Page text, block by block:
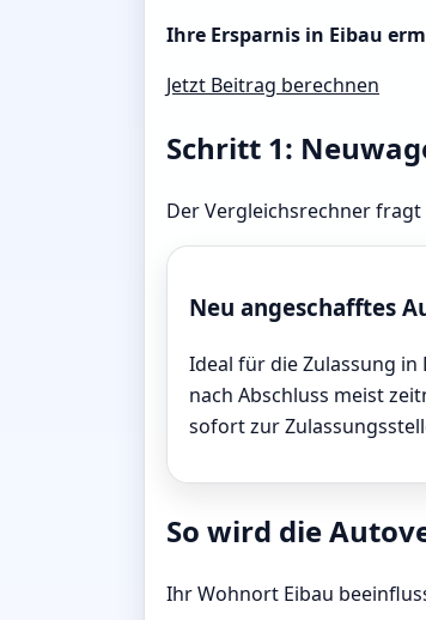
Ihre Ersparnis in Eibau
Jetzt Beitrag berechnen
Schritt 1:
Der Vergleichsrechner
Neu angeschafftes
Ideal für die Zulassung in
nach Abschluss meist
sofort zur
So wird die
Ihr Wohnort Eibau